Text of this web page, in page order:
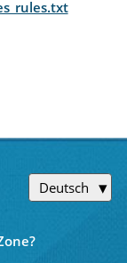
Deutsch